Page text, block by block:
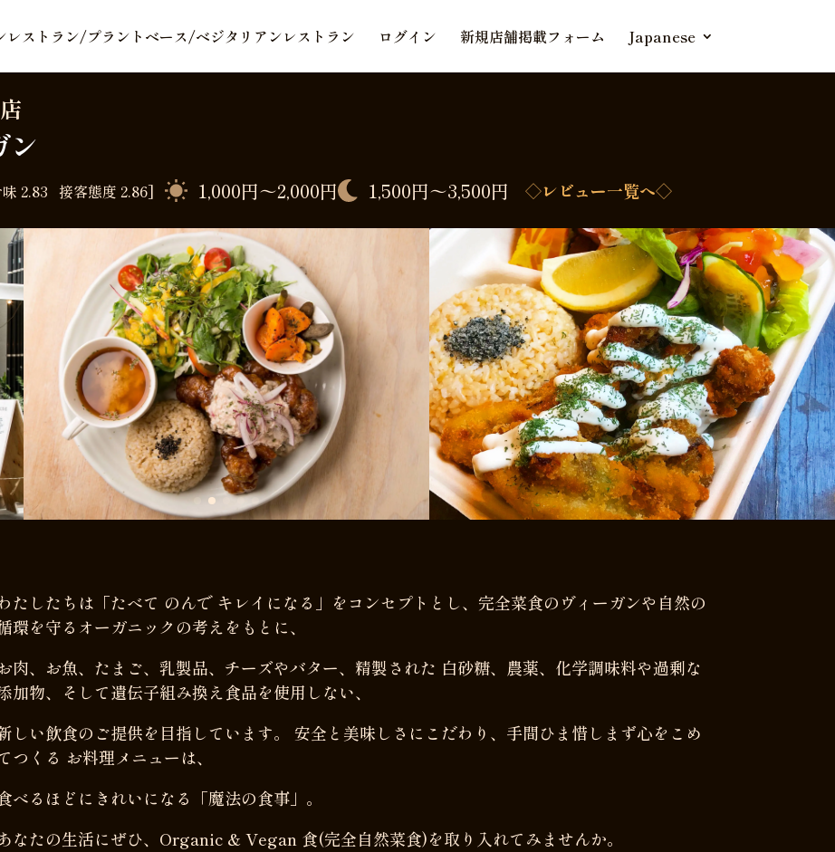
レストラン/プラントベース/ベジタリアンレストラン ログイン 新規店舗掲載フォーム Japanese
ン
2.83 接客態度 2.86] 1,000円〜2,000円 1,500円〜3,500円 ◇レビュー一覧へ◇
たしたちは「たべて のんで キレイになる」をコンセプトとし、完全菜食のヴィーガンや自然の
環を守るオーガニックの考えをもとに、
肉、お魚、たまご、乳製品、チーズやバター、精製された 白砂糖、農薬、化学調味料や過剰な
加物、そして遺伝子組み換え食品を使用しない、
しい飲食のご提供を目指しています。 安全と美味しさにこだわり、手間ひま惜しまず心をこめ
つくる お料理メニューは、
べるほどにきれいになる「魔法の食事」。
なたの生活にぜひ、Organic & Vegan 食(完全自然菜食)を取り入れてみませんか。